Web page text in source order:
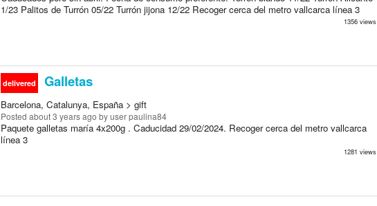
1/23 Palitos de Turrón 05/22 Turrón jijona 12/22 Recoger cerca del metro vallcarca línea 3
1356 views
delivered Galletas
Barcelona, Catalunya, España > gift
Posted about 3 years ago by user paulina84
Paquete galletas maría 4x200g . Caducidad 29/02/2024. Recoger cerca del metro vallcarca
línea 3
1281 views